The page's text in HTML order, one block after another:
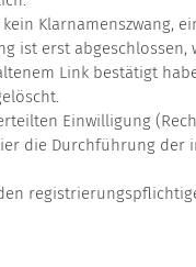
Klarnamenszwang,
ist erst
Link bestätigt
Einwilligung
die Durchführung